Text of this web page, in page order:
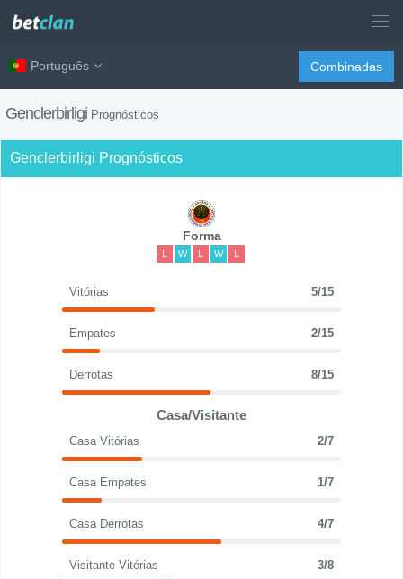
Português Combinadas
Genclerbirligi Prognósticos
Genclerbirligi Prognósticos
Forma
L W L W L
Vitórias 5/15
Empates 2/15
Derrotas 8/15
Casa/Visitante
Casa Vitórias 2/7
Casa Empates 1/7
Casa Derrotas 4/7
Visitante Vitórias 3/8